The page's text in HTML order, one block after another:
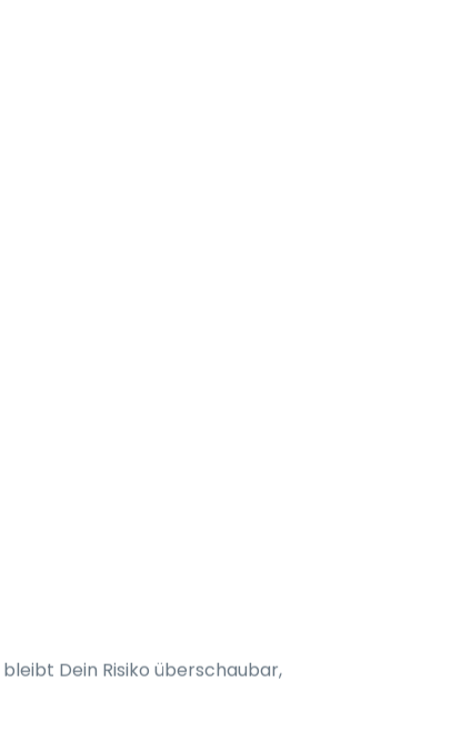
Dein Risiko überschaubar,